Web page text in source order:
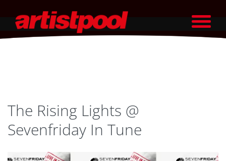
The Rising Lights @
Sevenfriday In Tune